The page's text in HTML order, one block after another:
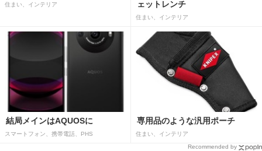
住まい、インテリア ェットレンチ
住まい、インテリア
結局メインはAQUOSに
スマートフォン、携帯電話、PHS
専用品のような汎用ポーチ
住まい、インテリア
Recommended by